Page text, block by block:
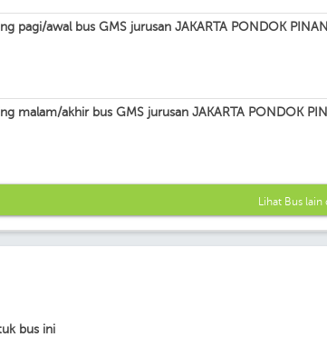
pagi/awal bus GMS jurusan JAKARTA PONDOK
malam/akhir bus GMS jurusan JAKARTA PONDOK
Lihat Bus lain
bus ini